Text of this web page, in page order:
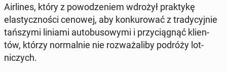
Air­lines, który z powodze­niem wdrożył prak­tykę
elasty­cznoś­ci cenowej, aby konkurować z trady­cyjnie
tańszy­mi liniami au­to­bu­sowy­mi i przy­ciągnąć klien­
tów, którzy nor­mal­nie nie rozważal­i­by podróży lot­
niczych.